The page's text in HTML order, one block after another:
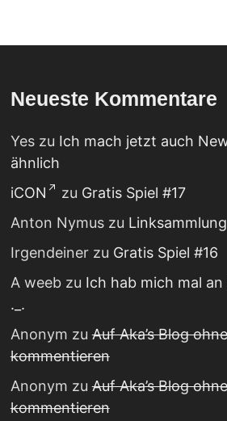
Neueste Kommentare
Yeszu Ich mach jetzt auch
ähnlich
iCON
zu Gratis Spiel #17
Anton Nymuszu Linksammlung
Irgendeinerzu Gratis Spiel #16
A weebzu Ich hab mich mal
._.
Anonym zuAuf Aka’s Blog
kommentieren
Anonym zuAuf Aka’s Blog
kommentieren